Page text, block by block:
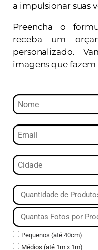
a impulsionar suas
Preencha o
receba um
personalizado.
imagens que fazem
Pequenos (até 40cm)
Médios (até 1m x 1m)